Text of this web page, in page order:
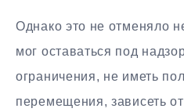
Однако это не отменяло
мог оставаться под
ограничения, не иметь
перемещения, зависеть